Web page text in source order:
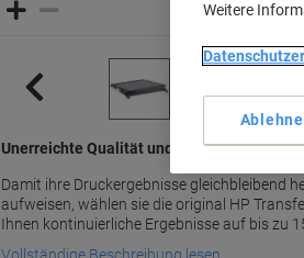
Unerreichte Qualität und Zuverlässigkeit
Damit ihre Druckergebnisse gleichbleibend
aufweisen, wählen sie die original HP
Ihnen kontinuierliche Ergebnisse auf bis zu
Weitere